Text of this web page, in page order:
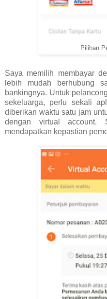
Pilihan
Saya memilih membayar
lebih mudah berhubung
bankingnya. Untuk
sekeluarga, perlu sekali
diberikan waktu satu jam
dengan virtual account.
mendapatkan kepastian